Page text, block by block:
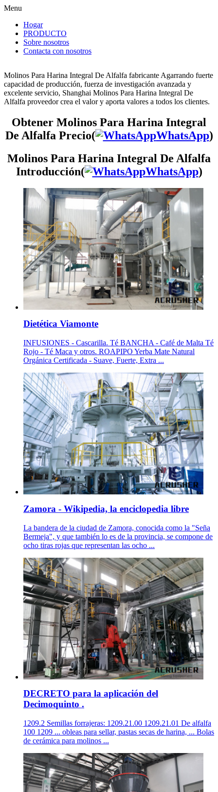
Menu
Hogar
PRODUCTO
Sobre nosotros
Contacta con nosotros
Molinos Para Harina Integral De Alfalfa fabricante Agarrando fuerte
capacidad de producción, fuerza de investigación avanzada y
excelente servicio, Shanghai Molinos Para Harina Integral De
Alfalfa proveedor crea el valor y aporta valores a todos los clientes.
Obtener Molinos Para Harina Integral
De Alfalfa Precio(
WhatsApp)
Molinos Para Harina Integral De Alfalfa
Introducción(
WhatsApp)
Dietética Viamonte
INFUSIONES - Cascarilla. Té BANCHA - Café de Malta Té
Rojo - Té Maca y otros. ROAPIPO Yerba Mate Natural
Orgánica Certificada - Suave, Fuerte, Extra ...
Zamora - Wikipedia, la enciclopedia libre
La bandera de la ciudad de Zamora, conocida como la "Seña
Bermeja", y que también lo es de la provincia, se compone de
ocho tiras rojas que representan las ocho ...
DECRETO para la aplicación del
Decimoquinto .
1209.2 Semillas forrajeras: 1209.21.00 1209.21.01 De alfalfa
100 1209 ... obleas para sellar, pastas secas de harina, ... Bolas
de cerámica para molinos ...